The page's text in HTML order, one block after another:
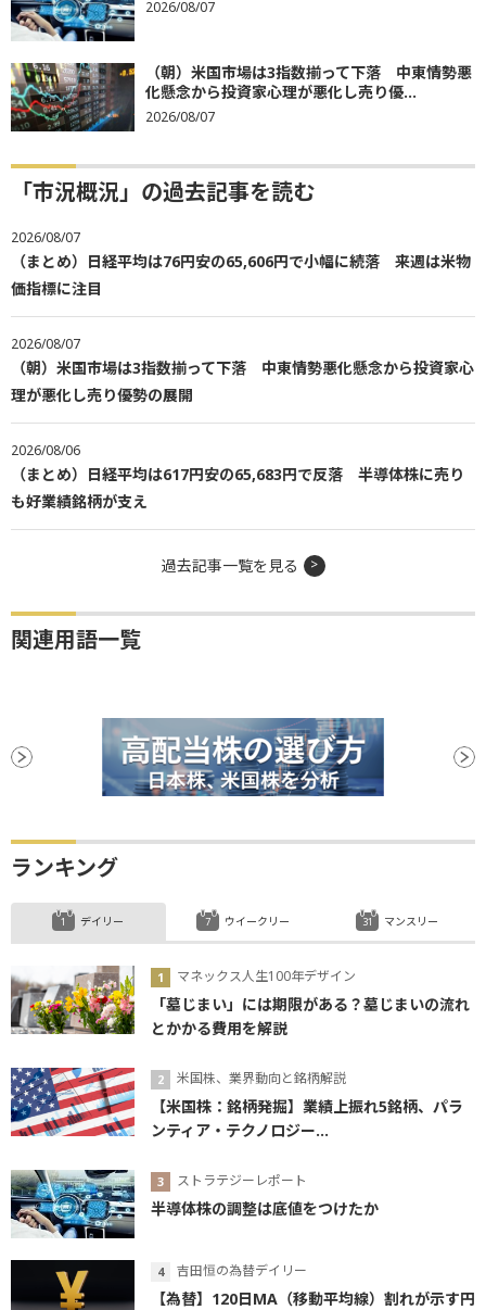
2026/08/07
（朝）米国市場は3指数揃って下落 中東情勢悪
化懸念から投資家心理が悪化し売り優...
2026/08/07
「市況概況」の過去記事を読む
2026/08/07
（まとめ）日経平均は76円安の65,606円で小幅に続落 来週は米物
価指標に注目
2026/08/07
（朝）米国市場は3指数揃って下落 中東情勢悪化懸念から投資家心
理が悪化し売り優勢の展開
2026/08/06
（まとめ）日経平均は617円安の65,683円で反落 半導体株に売り
も好業績銘柄が支え
過去記事一覧を見る
関連用語一覧
ランキング
デイリー
マネックス人生100年デザイン
「墓じまい」には期限がある？墓じまいの流れ
とかかる費用を解説
米国株、業界動向と銘柄解説
【米国株：銘柄発掘】業績上振れ5銘柄、パラ
ンティア・テクノロジー...
ストラテジーレポート
半導体株の調整は底値をつけたか
吉田恒の為替デイリー
【為替】120日MA（移動平均線）割れが示す円
ウイークリー マンスリー